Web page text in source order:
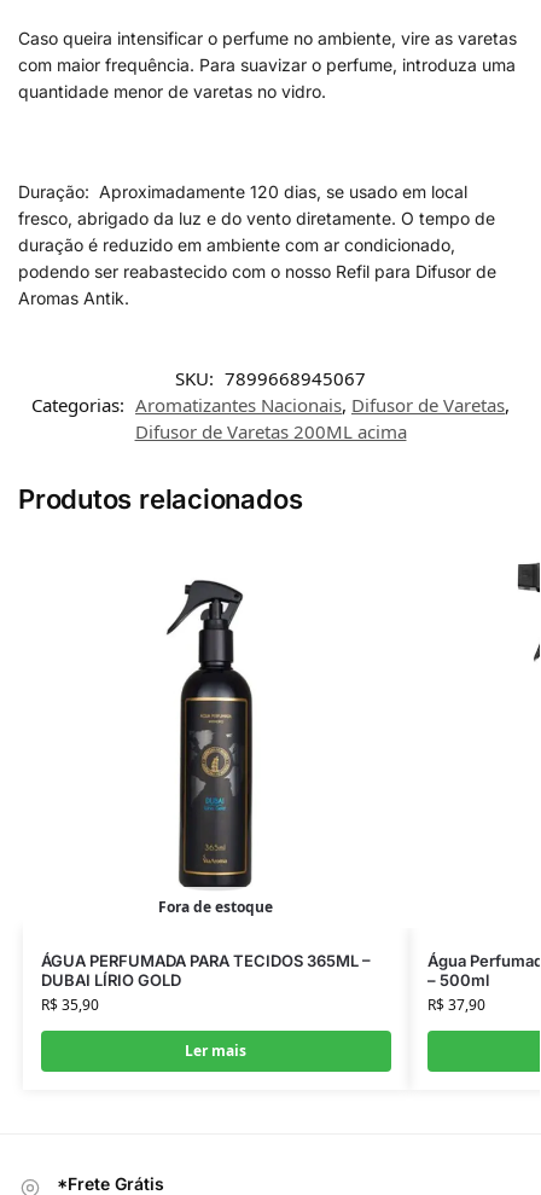
Caso queira intensificar o perfume no ambiente, vire as varetas
com maior frequência. Para suavizar o perfume, introduza uma
quantidade menor de varetas no vidro.
Duração: Aproximadamente 120 dias, se usado em local
fresco, abrigado da luz e do vento diretamente. O tempo de
duração é reduzido em ambiente com ar condicionado,
podendo ser reabastecido com o nosso Refil para Difusor de
Aromas Antik.
SKU: 7899668945067
Categorias: Aromatizantes Nacionais, Difusor de Varetas,
Difusor de Varetas 200ML acima
Produtos relacionados
Fora de estoque
ÁGUA PERFUMADA PARA TECIDOS 365ML –
DUBAI LÍRIO GOLD
R$35,90
Ler mais
Água
– 500ml
R$37,90
*Frete Grátis